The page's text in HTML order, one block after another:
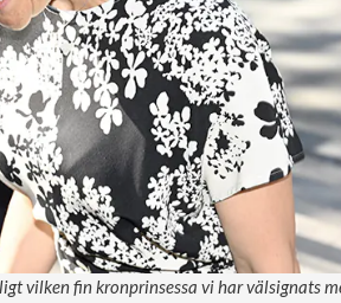
vilken fin kronprinsessa vi har välsignats